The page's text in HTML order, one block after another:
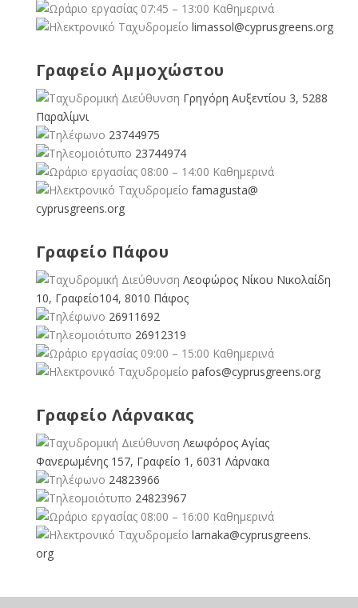
07:45 – 13:00 Καθημερινά
limassol@cyprusgreens.org
Γραφείο Αμμοχώστου
Γρηγόρη Αυξεντίου 3, 5288
Παραλίμνι
23744975
23744974
08:00 – 14:00 Καθημερινά
famagusta@
cyprusgreens.org
Γραφείο Πάφου
Λεοφώρος Νίκου Νικολαίδη
10, Γραφείο104, 8010 Πάφος
26911692
26912319
09:00 – 15:00 Καθημερινά
pafos@cyprusgreens.org
Γραφείο Λάρνακας
Λεωφόρος Αγίας
Φανερωμένης 157, Γραφείο 1, 6031 Λάρνακα
24823966
24823967
08:00 – 16:00 Καθημερινά
larnaka@cyprusgreens.
org